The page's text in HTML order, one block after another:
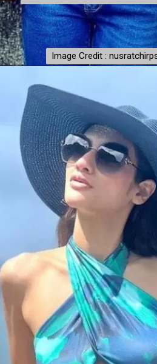
Image Credit :